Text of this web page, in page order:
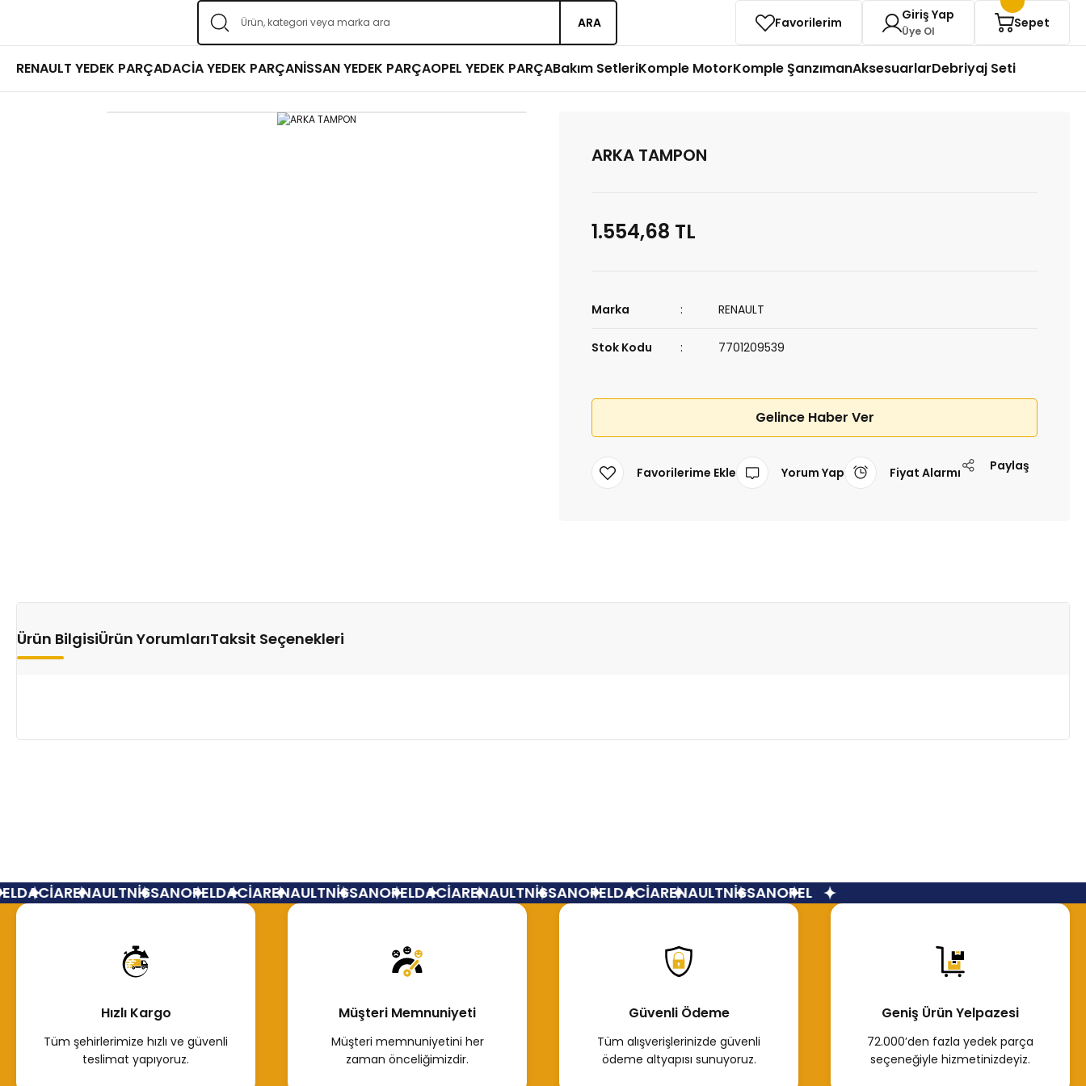
ARA Favorilerim Giriş Yap
Üye Ol
Sepet
RENAULT YEDEK PARÇADACİA YEDEK PARÇANİSSAN YEDEK PARÇAOPEL YEDEK PARÇABakım SetleriKomple MotorKomple ŞanzımanAksesuarlarDebriyaj Seti
ARKA TAMPON
1.554,68 TL
Marka RENAULT
Stok Kodu 7701209539
Gelince Haber Ver
Yorum Yap Fiyat Alarmı Paylaş
Ürün BilgisiÜrün YorumlarıTaksit Seçenekleri
DACİARENAULTNİSSANOPELDACİARENAULTNİSSANOPELDACİARENAULTNİSSANOPELDACİARENAULTNİSSANOPEL
Hızlı Kargo
Tüm şehirlerimize hızlı ve güvenli
teslimat yapıyoruz.
Müşteri Memnuniyeti
Müşteri memnuniyetini her
zaman önceliğimizdir.
Güvenli Ödeme
Tüm alışverişlerinizde güvenli
ödeme altyapısı sunuyoruz.
Geniş Ürün Yelpazesi
72.000’den fazla yedek parça
seçeneğiyle hizmetinizdeyiz.